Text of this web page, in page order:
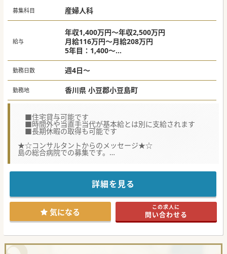
募集科目 産婦人科
給与
年収1,400万円～年収2,500万円
月給116万円～月給208万円
5年目：1,400～
10年目：1,600万円～
20年目：1,900万円～
勤務日数 週4日～
勤務地 香川県 小豆郡小豆島町
■住宅貸与可能です
■時間外や当直手当代が基本給とは別に支給されます
■長期休暇の取得も可能です
★☆コンサルタントからのメッセージ★☆
島の総合病院での募集です。
赴任等の相談可能ですのでまずはお気軽にお問合せくださ
詳細を見る
気になる この求人に
問い合わせる